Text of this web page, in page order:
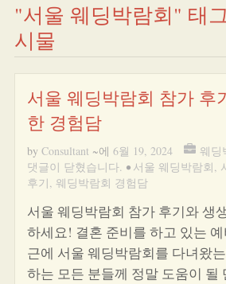
"서울 웨딩박람회" 태
시물
서울 웨딩박람회 참가 후
한 경험담
by Consultant ~에 6월 19, 2024 웨딩
댓글이 닫혔습니다. • 서울 웨딩박람회,
후기, 웨딩박람회 경험담
서울 웨딩박람회 참가 후기와 생
하세요! 결혼 준비를 하고 있는
근에 서울 웨딩박람회를 다녀왔
하는 모든 분들께 정말 도움이 될